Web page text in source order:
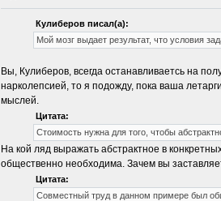
Кулиберов писал(а):
Мой мозг выдает результат, что условия
Вы, Кулиберов, всегда останавливаетсь на
нарколепсией, то я подожду, пока ваша
мыслей.
Цитата:
Стоимость нужна для того, чтобы
На кой ляд выражать абстрактное в
общественно необходима. Зачем вы
Цитата:
Совместный труд в данном примере был